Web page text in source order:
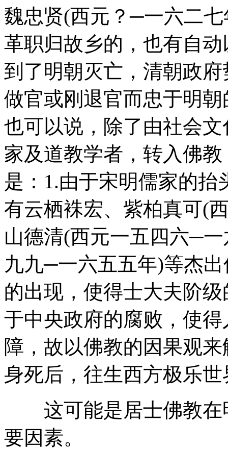
魏忠贤(西元？─一六二
革职归故乡的，也有自
到了明朝灭亡，清朝政
做官或刚退官而忠于明
也可以说，除了由社会
家及道教学者，转入佛
是：1.由于宋明儒家的
有云栖袾宏、紫柏真可(
山德清(西元一五四六─
九九─一六五五年)等杰
的出现，使得士大夫阶
于中央政府的腐败，使
障，故以佛教的因果观
身死后，往生西方极乐世
这可能是居士佛教在
要因素。